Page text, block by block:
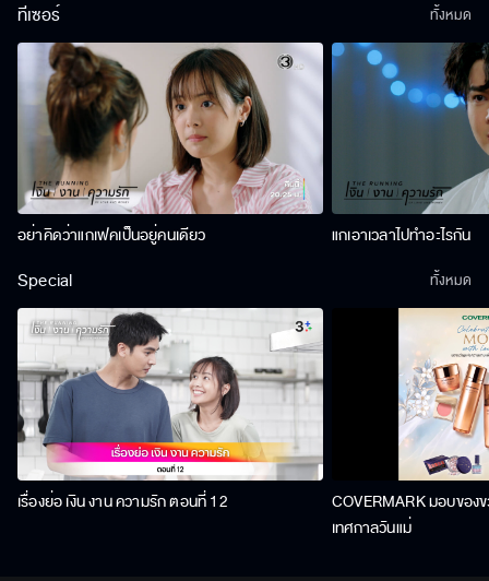
ทีเซอร์
อย่าคิดว่าแกเฟคเป็นอยู่คนเดียว แกเอาเวลาไปทำอะไรกัน
ทั้งหมด
Special
เรื่องย่อ เงิน งาน ความรัก ตอนที่ 12
COVERMARK มอบขอ
เทศกาลวันแม่
ทั้งหมด